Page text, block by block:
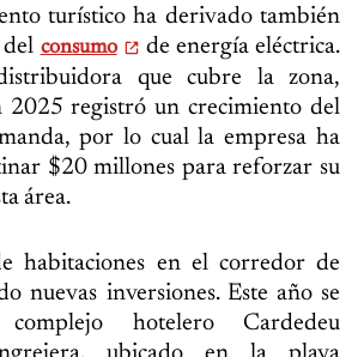
turístico ha derivado también
consumo
de energía eléctrica.
que cubre la zona,
2025 registró un crecimiento del
por lo cual la empresa ha
$20 millones para reforzar su
área.
habitaciones en el corredor de
nuevas inversiones. Este año se
hotelero Cardedeu